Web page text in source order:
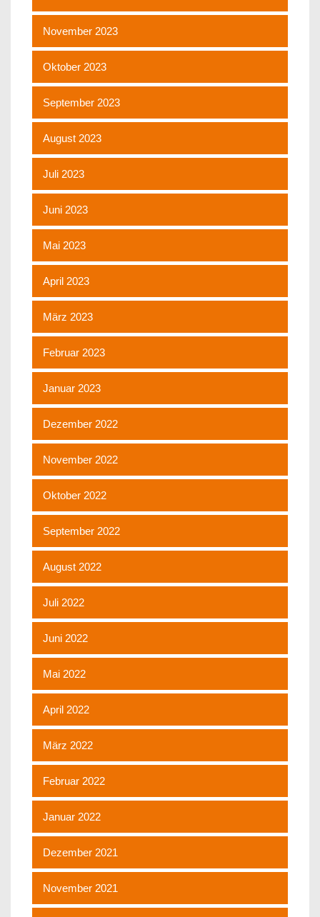
November 2023
Oktober 2023
September 2023
August 2023
Juli 2023
Juni 2023
Mai 2023
April 2023
März 2023
Februar 2023
Januar 2023
Dezember 2022
November 2022
Oktober 2022
September 2022
August 2022
Juli 2022
Juni 2022
Mai 2022
April 2022
März 2022
Februar 2022
Januar 2022
Dezember 2021
November 2021